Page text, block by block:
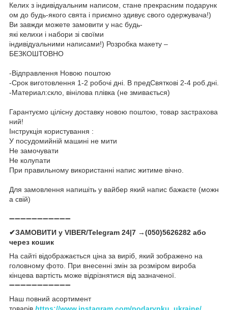
Келих з індивідуальним написом, стане прекрасним подарунк
ом до будь-якого свята і приємно здивує свого одержувача!)
Ви завжди можете замовити у нас будь-
які келихи і набори зі своїми
індивідуальними написами!) Розробка макету –
БЕЗКОШТОВНО
-Відправлення Новою поштою
-Срок виготовлення 1-2 робочі дні. В предСвяткові 2-4 роб.дні.
-Материал:скло, вінілова плівка (не змивається)
Гарантуємо цілісну доставку новою поштою, товар застрахова
ний!
Інструкція користування :
У посудомийній машині не мити
Не замочувати
Не колупати
При правильному використанні напис житиме вічно.
Для замовлення напишіть у вайбер який напис бажаєте (можн
а свій)
➖➖➖➖➖➖➖➖➖➖➖
✔ЗАМОВИТИ у VIBER/Telegram 24|7 →(050)5626282 або
через кошик
На сайті відображається ціна за виріб, який зображено на
головному фото. При внесенні змін за розміром вироба
кінцева вартість може відрізнятися від зазначеної.
➖➖➖➖➖➖➖➖➖➖➖
Наш повний асортимент
товарів https://www.instagram.com/podarynku_ukraine/